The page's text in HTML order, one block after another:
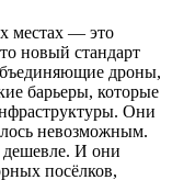
местах — это
новый стандарт
дроны,
барьеры, которые
Они
невозможным.
дешевле. И они
посёлков,